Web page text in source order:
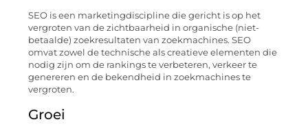
SEO is een marketingdiscipline die gericht is op het
vergroten van de zichtbaarheid in organische (niet-
betaalde) zoekresultaten van zoekmachines. SEO
omvat zowel de technische als creatieve elementen die
nodig zijn om de rankings te verbeteren, verkeer te
genereren en de bekendheid in zoekmachines te
vergroten.
Groei